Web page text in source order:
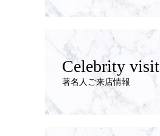
Celebrity visit
著名人ご来店情報